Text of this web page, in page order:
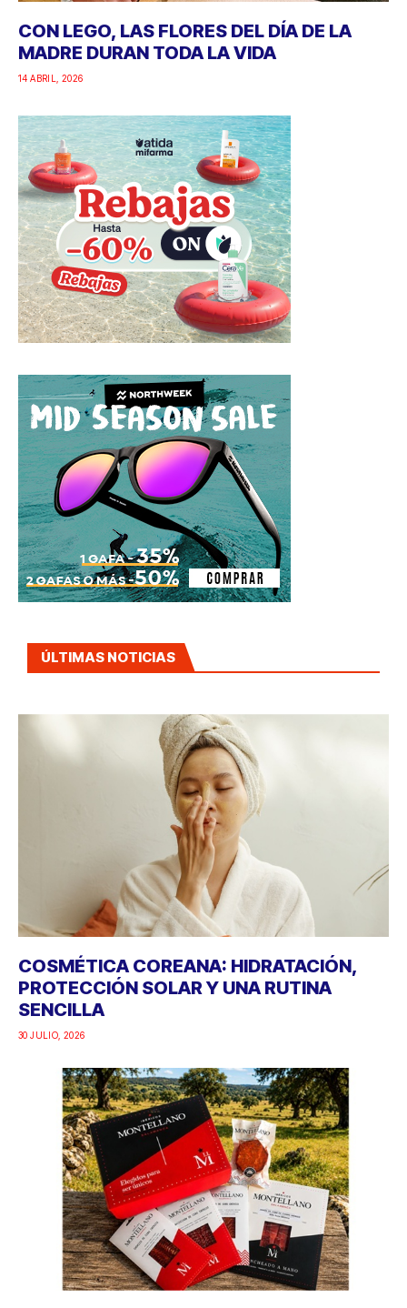
CON LEGO, LAS FLORES DEL DÍA DE LA
MADRE DURAN TODA LA VIDA
14 ABRIL, 2026
ÚLTIMAS NOTICIAS
COSMÉTICA COREANA: HIDRATACIÓN,
PROTECCIÓN SOLAR Y UNA RUTINA
SENCILLA
30 JULIO, 2026